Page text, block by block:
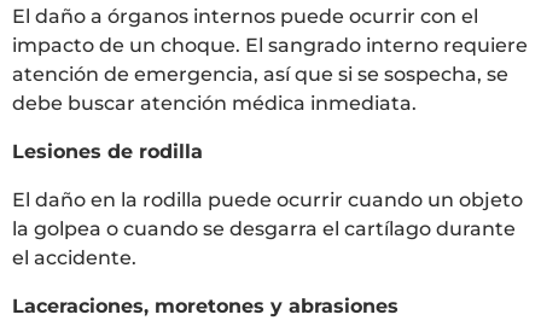
El daño a órganos internos puede ocurrir con el
impacto de un choque. El sangrado interno requiere
atención de emergencia, así que si se sospecha, se
debe buscar atención médica inmediata.
Lesiones de rodilla
El daño en la rodilla puede ocurrir cuando un objeto
la golpea o cuando se desgarra el cartílago durante
el accidente.
Laceraciones, moretones y abrasiones